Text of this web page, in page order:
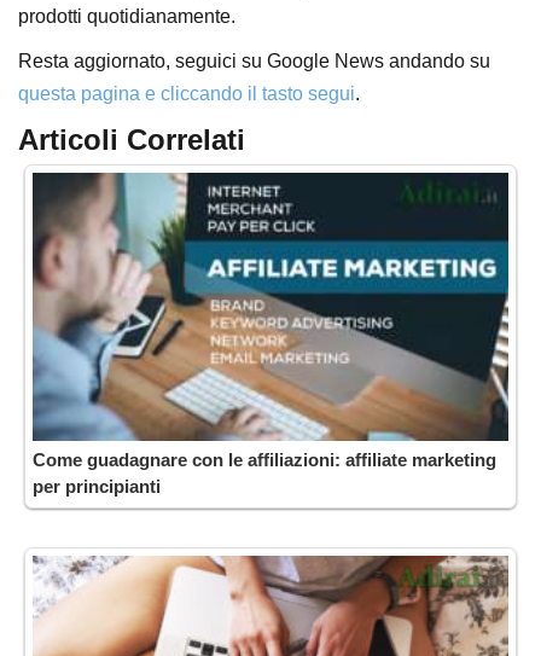
prodotti quotidianamente.
Resta aggiornato, seguici su Google News andando su
questa pagina e cliccando il tasto segui.
Articoli Correlati
Come guadagnare con le affiliazioni: affiliate marketing
per principianti